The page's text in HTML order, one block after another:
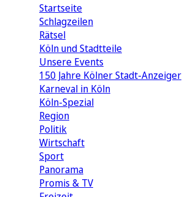
Startseite
Schlagzeilen
Rätsel
Köln und Stadtteile
Unsere Events
150 Jahre Kölner Stadt-Anzeiger
Karneval in Köln
Köln-Spezial
Region
Politik
Wirtschaft
Sport
Panorama
Promis & TV